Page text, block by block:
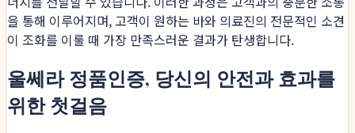
을 통해 이루어지며, 고객이 원하는 바와 의료진의 전문적인 소견
이 조화를 이룰 때 가장 만족스러운 결과가 탄생합니다.
울쎄라 정품인증, 당신의 안전과 효과를
위한 첫걸음